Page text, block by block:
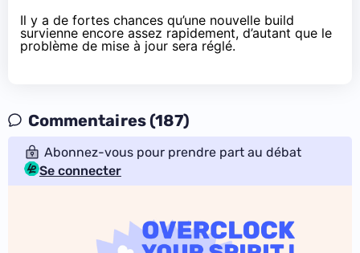
Il y a de fortes chances qu’une nouvelle build
survienne encore assez rapidement, d’autant que le
problème de mise à jour sera réglé.
Commentaires (187)
Abonnez-vous pour prendre part au débat
Se connecter